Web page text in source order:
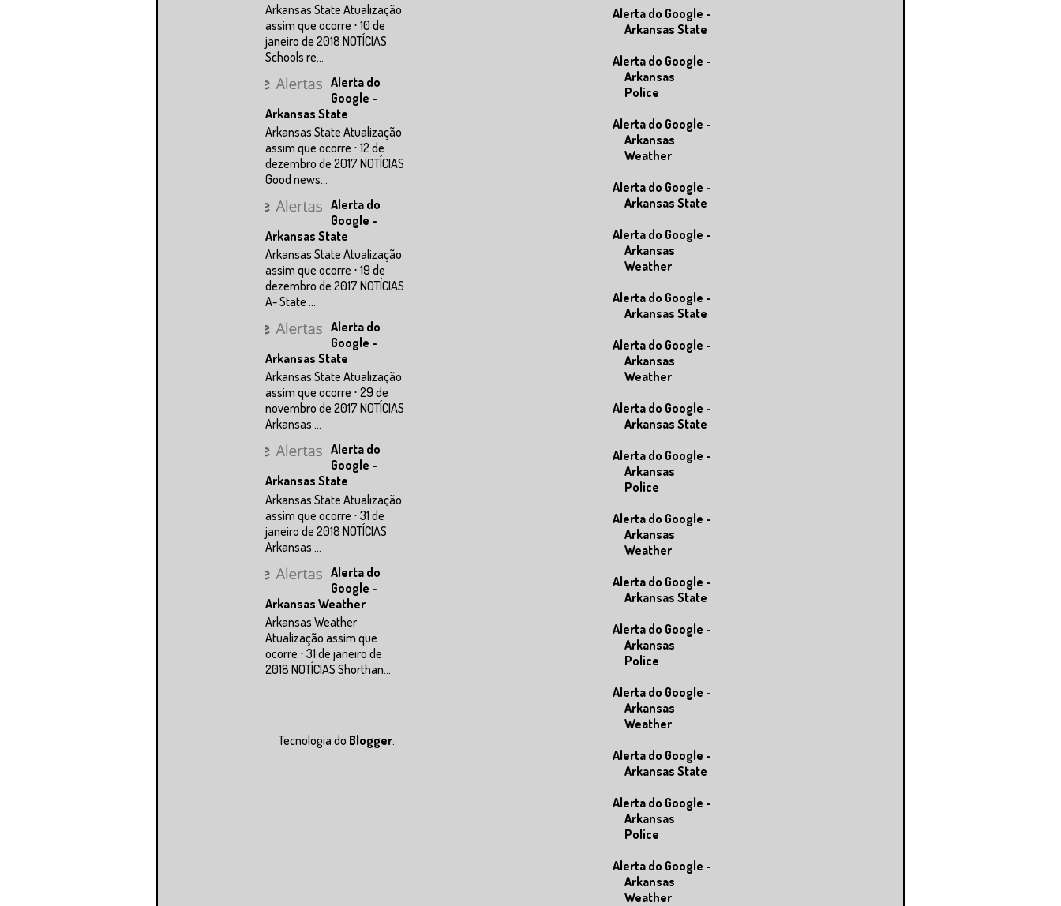
Arkansas State Atualização
assim que ocorre ⋅ 10 de
janeiro de 2018 NOTÍCIAS
Schools re...
Alerta do
Google -
Arkansas State
Arkansas State Atualização
assim que ocorre ⋅ 12 de
dezembro de 2017 NOTÍCIAS
Good news...
Alerta do
Google -
Arkansas State
Arkansas State Atualização
assim que ocorre ⋅ 19 de
dezembro de 2017 NOTÍCIAS
A- State ...
Alerta do
Google -
Arkansas State
Arkansas State Atualização
assim que ocorre ⋅ 29 de
novembro de 2017 NOTÍCIAS
Arkansas ...
Alerta do
Google -
Arkansas State
Arkansas State Atualização
assim que ocorre ⋅ 31 de
janeiro de 2018 NOTÍCIAS
Arkansas ...
Alerta do
Google -
Arkansas Weather
Arkansas Weather
Atualização assim que
ocorre ⋅ 31 de janeiro de
2018 NOTÍCIAS Shorthan...
Alerta do Google -
Arkansas State
Alerta do Google -
Arkansas
Police
Alerta do Google -
Arkansas
Weather
Alerta do Google -
Arkansas State
Alerta do Google -
Arkansas
Weather
Alerta do Google -
Arkansas State
Alerta do Google -
Arkansas
Weather
Alerta do Google -
Arkansas State
Alerta do Google -
Arkansas
Police
Alerta do Google -
Arkansas
Weather
Alerta do Google -
Arkansas State
Alerta do Google -
Arkansas
Police
Alerta do Google -
Arkansas
Weather
Alerta do Google -
Arkansas State
Alerta do Google -
Arkansas
Police
Alerta do Google -
Arkansas
Weather
Tecnologia do Blogger.